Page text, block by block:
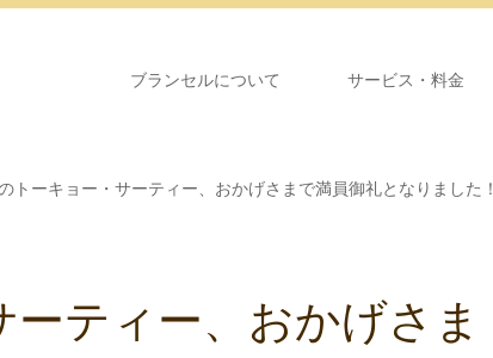
ブランセルについて サービス・料金
トーキョー・サーティー、おかげさまで満員御礼となりました！
ティー、おかげさま